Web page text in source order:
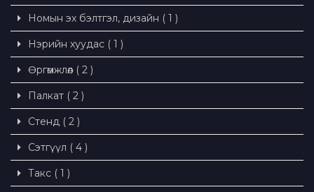
Номын эх бэлтгэл, дизайн ( 1 )
Нэрийн хуудас ( 1 )
Өргөмжлөл ( 2 )
Палкат ( 2 )
Стенд ( 2 )
Сэтгүүл ( 4 )
Такс ( 1 )